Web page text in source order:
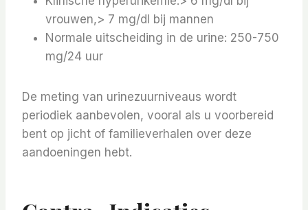
vrouwen,> 7 mg/dl bij mannen
Normale uitscheiding in de urine: 250-750
mg/24 uur
De meting van urinezuurniveaus wordt
periodiek aanbevolen, vooral als u voorbereid
bent op jicht of familieverhalen over deze
aandoeningen hebt.